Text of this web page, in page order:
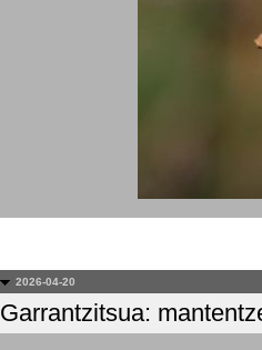
2026-04-20
Garrantzitsua: